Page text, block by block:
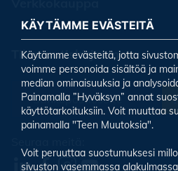
Tilaa uutiskirjeemme
KÄYTÄMME EVÄSTEITÄ
Käytämme evästeitä, jotta
voimme personoida sisältöä ja
median ominaisuuksia ja
Painamalla ”Hyväksyn” annat
käyttötarkoituksiin. Voit muuttaa
painamalla "Teen Muutoksia".
Voit peruuttaa suostumuksesi
sivuston vasemmassa